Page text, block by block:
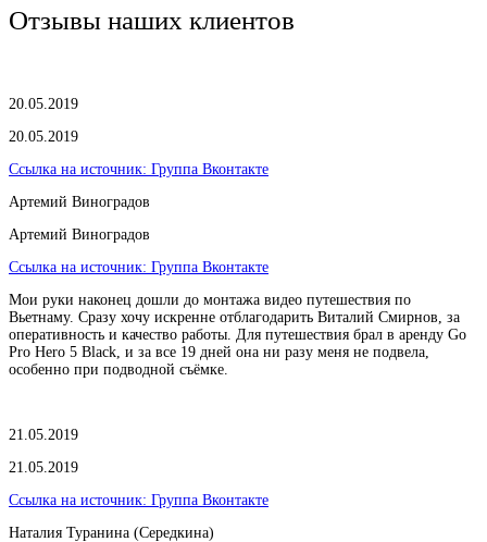
Отзывы наших клиентов
20.05.2019
20.05.2019
Ссылка на источник: Группа Вконтакте
Артемий Виноградов
Артемий Виноградов
Ссылка на источник: Группа Вконтакте
Мои руки наконец дошли до монтажа видео путешествия по
Вьетнаму. Сразу хочу искренне отблагодарить Виталий Смирнов, за
оперативность и качество работы. Для путешествия брал в аренду Go
Pro Hero 5 Black, и за все 19 дней она ни разу меня не подвела,
особенно при подводной съёмке.
21.05.2019
21.05.2019
Ссылка на источник: Группа Вконтакте
Наталия Туранина (Середкина)